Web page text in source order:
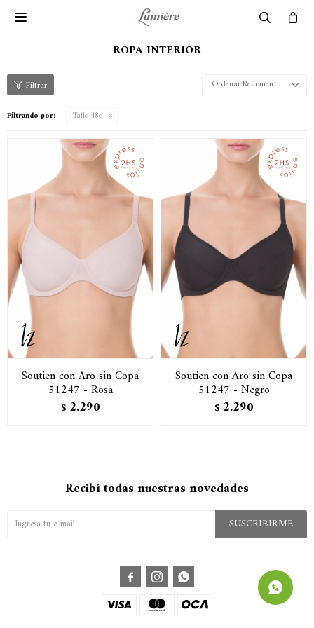

ROPA INTERIOR
Recomendados
Filtrando por: Talle 48c
Soutien con Aro sin Copa
51247 - Rosa
$ 2.290
Soutien con Aro sin Copa
51247 - Negro
$ 2.290
Recibí todas nuestras novedades
SUSCRIBIRME
  